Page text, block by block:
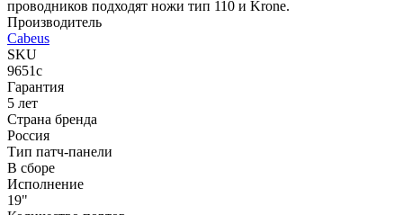
проводников подходят ножи тип 110 и Krone.
Производитель
Cabeus
SKU
9651c
Гарантия
5 лет
Страна бренда
Россия
Тип патч-панели
В сборе
Исполнение
19"